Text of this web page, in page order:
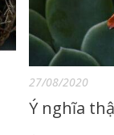
27/08/2020
Ý nghĩa